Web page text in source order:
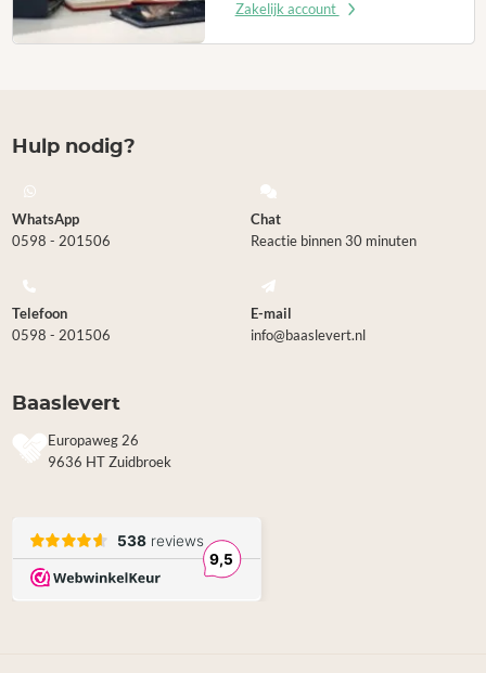
Zakelijk account
Hulp nodig?
WhatsApp
0598 - 201506
Chat
Reactie binnen 30 minuten
Telefoon
0598 - 201506
E-mail
info@baaslevert.nl
Baaslevert
Europaweg 26
9636 HT Zuidbroek